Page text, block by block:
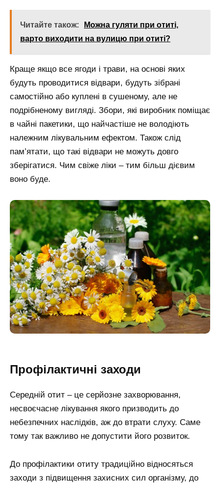
Читайте також:
Можна гуляти при отиті,
варто виходити на вулицю при отиті?
Краще якщо все ягоди і трави, на основі яких
будуть проводитися відвари, будуть зібрані
самостійно або куплені в сушеному, але не
подрібненому вигляді. Збори, які виробник поміщає
в чайні пакетики, що найчастіше не володіють
належним лікувальним ефектом. Також слід
пам’ятати, що такі відвари не можуть довго
зберігатися. Чим свіже ліки – тим більш дієвим
воно буде.
Профілактичні заходи
Середній отит – це серйозне захворювання,
несвоєчасне лікування якого призводить до
небезпечних наслідків, аж до втрати слуху. Саме
тому так важливо не допустити його розвиток.
До профілактики отиту традиційно відносяться
заходи з підвищення захисних сил організму, до